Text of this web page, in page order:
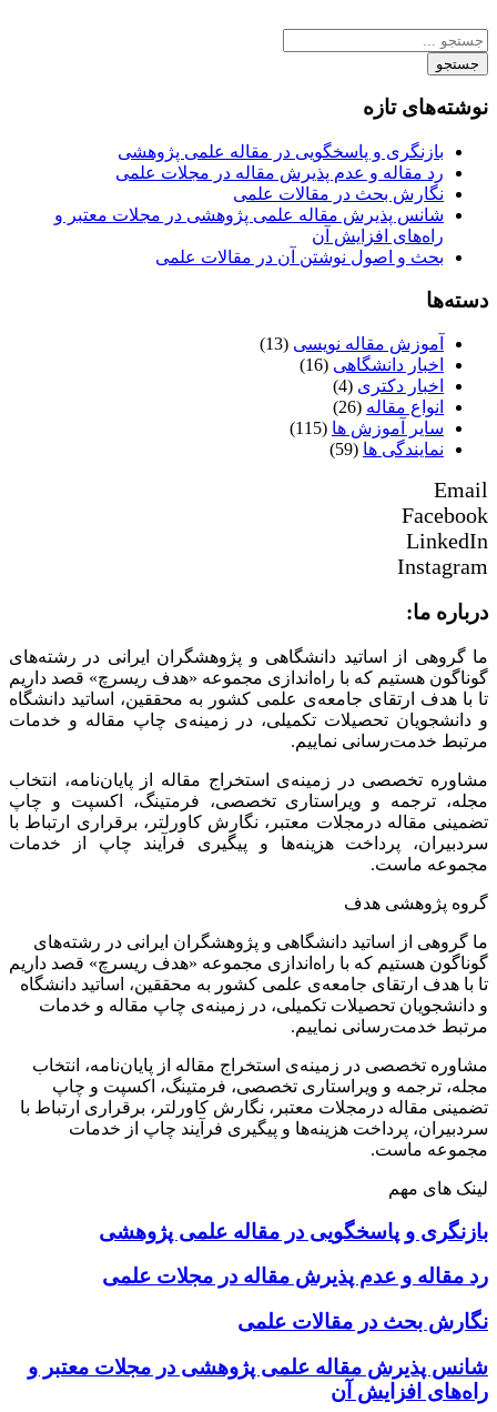
جستجو
نوشته‌های تازه
بازنگری و پاسخگویی در مقاله علمی پژوهشی
رد مقاله و عدم پذیرش مقاله در مجلات علمی
نگارش بحث در مقالات علمی
شانس پذیرش مقاله علمی پژوهشی در مجلات معتبر و
راه‌های افزایش آن
بحث و اصول نوشتن آن در مقالات علمی
دسته‌ها
آموزش مقاله نویسی (13)
اخبار دانشگاهی (16)
اخبار دکتری (4)
انواع مقاله (26)
سایر آموزش ها (115)
نمایندگی ها (59)
Email
Facebook
LinkedIn
Instagram
درباره ما:
ما گروهی از اساتید دانشگاهی و پژوهشگران ایرانی در رشته‌های
گوناگون هستیم که با راه‌اندازی مجموعه «هدف ریسرچ» قصد داریم
تا با هدف ارتقای جامعه‌ی علمی کشور به محققین، اساتید دانشگاه
و دانشجویان تحصیلات تکمیلی، در زمینه‌ی چاپ مقاله و خدمات
مرتبط خدمت‌رسانی نماییم.
مشاوره تخصصی در زمینه‌ی استخراج مقاله از پایان‌نامه، انتخاب
مجله، ترجمه و ویراستاری تخصصی، فرمتینگ، اکسپت و چاپ
تضمینی مقاله درمجلات معتبر، نگارش کاورلتر، برقراری ارتباط با
سردبیران، پرداخت هزینه‌ها و پیگیری فرآیند چاپ از خدمات
مجموعه ماست.
گروه پژوهشی هدف
ما گروهی از اساتید دانشگاهی و پژوهشگران ایرانی در رشته‌های
گوناگون هستیم که با راه‌اندازی مجموعه «هدف ریسرچ» قصد داریم
تا با هدف ارتقای جامعه‌ی علمی کشور به محققین، اساتید دانشگاه
و دانشجویان تحصیلات تکمیلی، در زمینه‌ی چاپ مقاله و خدمات
مرتبط خدمت‌رسانی نماییم.
مشاوره تخصصی در زمینه‌ی استخراج مقاله از پایان‌نامه، انتخاب
مجله، ترجمه و ویراستاری تخصصی، فرمتینگ، اکسپت و چاپ
تضمینی مقاله درمجلات معتبر، نگارش کاورلتر، برقراری ارتباط با
سردبیران، پرداخت هزینه‌ها و پیگیری فرآیند چاپ از خدمات
مجموعه ماست.
لینک های مهم
بازنگری و پاسخگویی در مقاله علمی پژوهشی
رد مقاله و عدم پذیرش مقاله در مجلات علمی
نگارش بحث در مقالات علمی
شانس پذیرش مقاله علمی پژوهشی در مجلات معتبر و
راه‌های افزایش آن